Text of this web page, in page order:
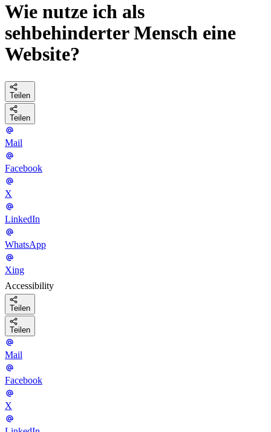
Wie nutze ich als
sehbehinderter Mensch eine
Website?
Teilen
Teilen
Mail
Facebook
X
LinkedIn
WhatsApp
Xing
Accessibility
Teilen
Teilen
Mail
Facebook
X